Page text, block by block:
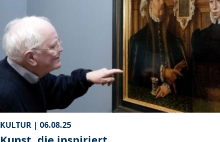
KULTUR | 06.08.25